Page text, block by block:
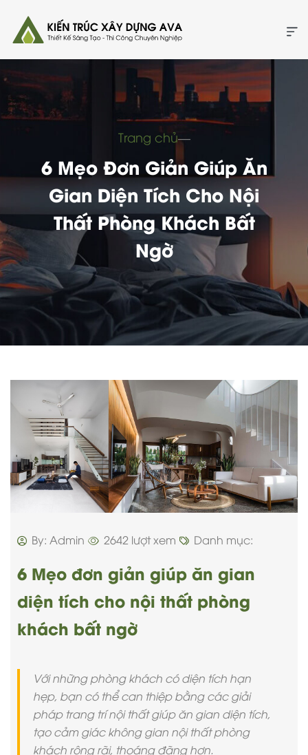
Trang chủ―
6 Mẹo Đơn Giản Giúp Ăn
Gian Diện Tích Cho Nội
Thất Phòng Khách Bất
Ngờ
By: Admin 2642 lượt xem Danh mục:
6 Mẹo đơn giản giúp ăn gian
diện tích cho nội thất phòng
khách bất ngờ
Với những phòng khách có diện tích hạn
hẹp, bạn có thể can thiệp bằng các giải
pháp trang trí nội thất giúp ăn gian diện tích,
tạo cảm giác không gian nội thất phòng
khách rộng rãi, thoáng đãng hơn.